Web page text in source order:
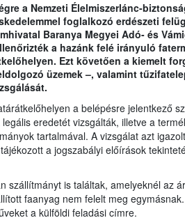
a Nemzeti Élelmiszerlánc-
foglalkozó erdészeti
Baranya Megyei Adó- és
a hazánk felé irányuló
Ezt követően a kiemelt
üzemek –, valamint
a belépésre jelentkező
eredetét vizsgálták, illetve a
tartalmával. A vizsgálat azt
a jogszabályi előírások
szállítmányt is találtak, amelyeknél az
faanyag nem felelt meg
a külföldi feladási címre.